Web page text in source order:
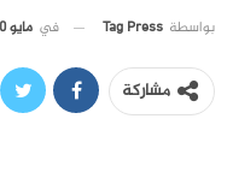
بواسطة Tag Press في مايو 30, 2024
مشاركة